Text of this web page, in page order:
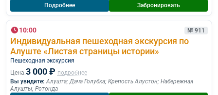
Подробнее
Забронировать
10:00 № 911
Индивидуальная пешеходная экскурсия по
Алуште «Листая страницы истории»
Пешеходная экскурcия
Цена:3 000 ₽ подробнее
Вы увидите: Алушта;Дача Голубка; Крепость Алустон; Набережная
Алушты; Ротонда